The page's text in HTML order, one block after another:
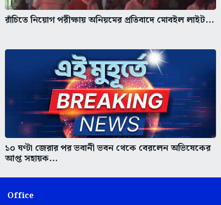
রাঁচিতে নিয়োগ পরীক্ষায় অনিয়মের প্রতিবাদে মোবইল লাইট...
১০ ঘণ্টা জেরার পর ভবানী ভবন থেকে বেরলেন অভিষেকের
আপ্ত সহায়ক...
Office